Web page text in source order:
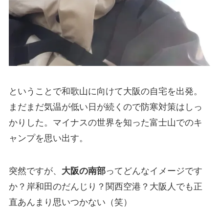
ということで和歌山に向けて大阪の自宅を出発。
まだまだ気温が低い日が続くので防寒対策はしっ
かりした。マイナスの世界を知った富士山でのキ
ャンプを思い出す。
突然ですが、 大阪の南部ってどんなイメージです
か？岸和田のだんじり？関西空港？大阪人でも正
直あんまり思いつかない（笑）